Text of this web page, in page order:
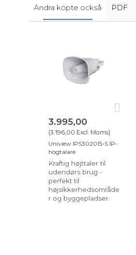
Andra köpte också PDF
3.995,00
(3.196,00 Excl. Moms)
Uniview IPS302015-S IP-
högtalare
Kraftig højttaler til
udendørs brug -
perfekt til
højsikkerhedsområde
r og byggepladser.